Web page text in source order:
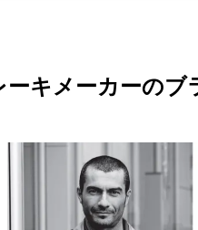
キメーカーのブ